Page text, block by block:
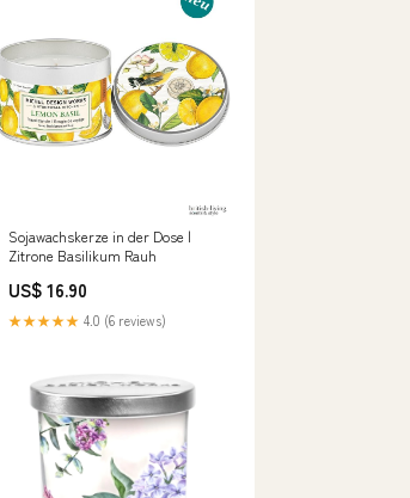
Sojawachskerze in der Dose |
Zitrone Basilikum Rauh
US$ 16.90
★★★★★ 4.0 (6 reviews)